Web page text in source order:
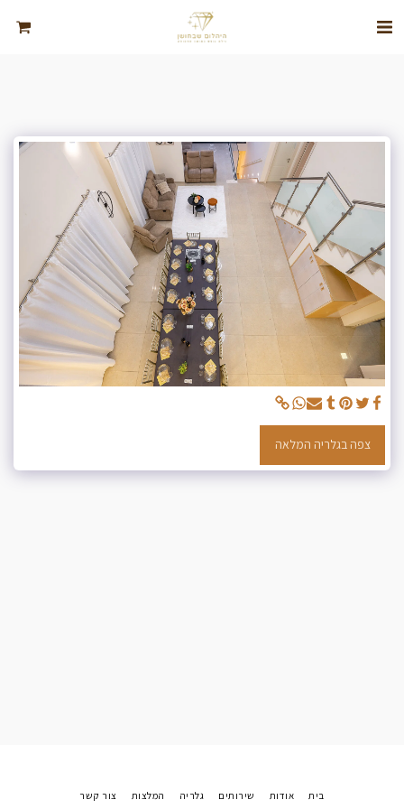
צפה בגלריה המלאה
בית אודות שירותים גלריה המלצות צור קשר